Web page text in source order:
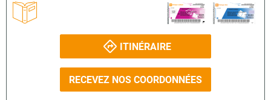
ITINÉRAIRE
RECEVEZ NOS COORDONNÉES